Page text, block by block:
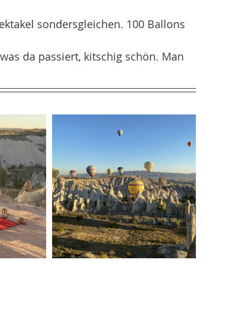
sondersgleichen. 100 Ballons
da passiert, kitschig schön. Man